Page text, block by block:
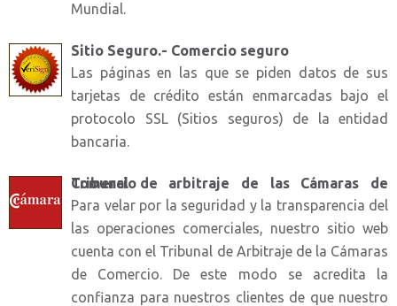
Mundial.
Sitio Seguro.- Comercio seguro
Las páginas en las que se piden datos de sus
tarjetas de crédito están enmarcadas bajo el
protocolo SSL (Sitios seguros) de la entidad
bancaria.
Tribunal de arbitraje de las Cámaras de Comercio
Para velar por la seguridad y la transparencia del
las operaciones comerciales, nuestro sitio web
cuenta con el Tribunal de Arbitraje de la Cámaras
de Comercio. De este modo se acredita la
confianza para nuestros clientes de que nuestro